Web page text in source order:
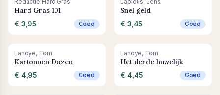
Redactie Hard Gras
Hard Gras 101
€ 3,95 Goed
Lapidus, Jens
Snel geld
€ 3,45 Goed
Leestip+ In winkelwagen
Lanoye, Tom
Kartonnen Dozen
€ 4,95 Goed
Leestip+ In winkelwagen
Lanoye, Tom
Het derde huwelijk
€ 4,45 Goed